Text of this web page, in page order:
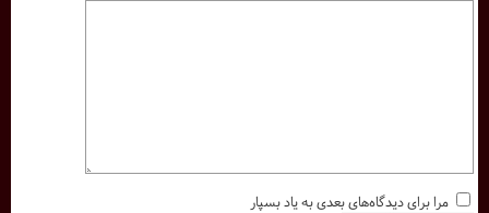
مرا برای دیدگاه‌های بعدی به یاد بسپار